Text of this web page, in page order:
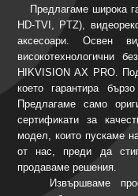
Предлагаме широка
HD-TVI, PTZ),
аксесоари. Освен
високотехнологични
HIKVISION AX PRO.
което гарантира
Предлагаме само
сертификати за
модел, които пускаме
от нас, преди да
продаваме решения.
Извършваме